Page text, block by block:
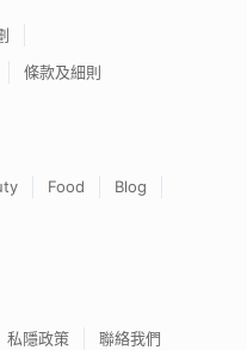
條款及細則
Food
Blog
私隱政策 聯絡我們